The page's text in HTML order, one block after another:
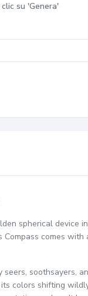
su 'Genera'
spherical
comes
seers, soothsayers,
colors shifting